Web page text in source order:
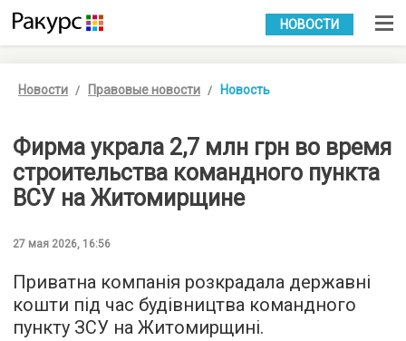
УКР РУС
НОВОСТИ
Новости Правовые новости Новость
Фирма украла 2,7 млн грн во время
строительства командного пункта
ВСУ на Житомирщине
27 мая 2026, 16:56
Приватна компанія розкрадала державні
кошти під час будівництва командного
пункту ЗСУ на Житомирщині.